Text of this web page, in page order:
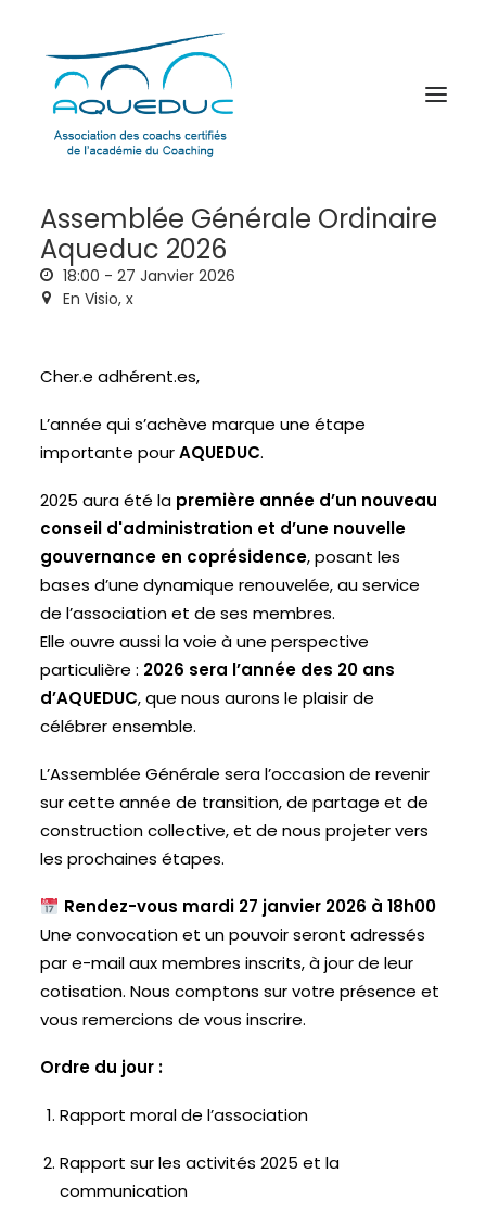
ESPACE INVITÉ
Assemblée Générale Ordinaire
Aqueduc 2026
18:00 -27 Janvier 2026
En Visio,x
Cher.e adhérent.es,
L’année qui s’achève marque une étape
importante pourAQUEDUC.
2025 aura été la première année d’un nouveau
conseil d'administration et d’une nouvelle
gouvernance en coprésidence, posant les
bases d’une dynamique renouvelée, au service
de l’association et de ses membres.
Elle ouvre aussi la voie à une perspective
particulière : 2026 sera l’année des 20 ans
d’AQUEDUC, que nous aurons le plaisir de
célébrer ensemble.
L’Assemblée Générale sera l’occasion de revenir
sur cette année de transition, de partage et de
construction collective, et de nous projeter vers
les prochaines étapes.
Rendez-vous mardi 27 janvier 2026 à 18h00
Une convocation et un pouvoir seront adressés
par e-mail aux membres inscrits, à jour de leur
cotisation. Nous comptons sur votre présence et
vous remercions de vous inscrire.
Ordre du jour :
Rapport moral de l’association
Rapport sur les activités 2025 et la
communication